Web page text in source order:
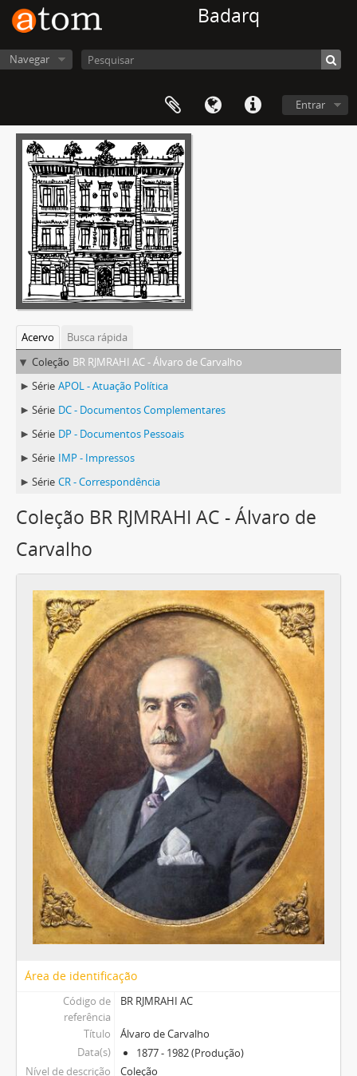
Badarq
Navegar
Entrar
Acervo
Busca rápida
Coleção BR RJMRAHI AC - Álvaro de Carvalho
Série APOL - Atuação Política
Série DC - Documentos Complementares
Série DP - Documentos Pessoais
Série IMP - Impressos
Série CR - Correspondência
Coleção BR RJMRAHI AC - Álvaro de
Carvalho
Área de identificação
Código de
referência
BR RJMRAHI AC
Título
Álvaro de Carvalho
Data(s)
1877 - 1982 (Produção)
Nível de descrição
Coleção